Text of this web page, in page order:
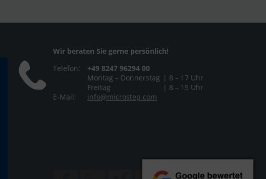
Wir beraten Sie gerne persönlich!
Telefon:
+49 8247 96294 00
Montag – Donnerstag | 8 – 17 Uhr
Freitag
| 8 – 15 Uhr
E-Mail:
info@microstep.com